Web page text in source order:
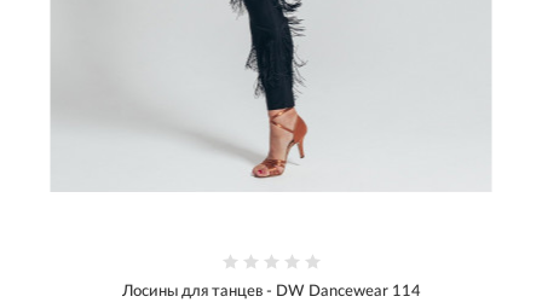
Лосины для танцев - DW Dancewear 114